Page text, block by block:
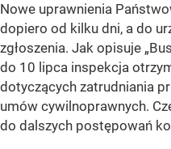
Nowe uprawnienia
dopiero od kilku dni, a do
zgłoszenia. Jak opisuje
do 10 lipca inspekcja
dotyczących zatrudniania
umów cywilnoprawnych.
do dalszych postępowań